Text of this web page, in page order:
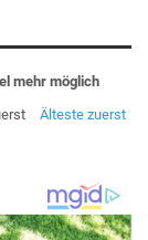
mehr möglich
Älteste zuerst